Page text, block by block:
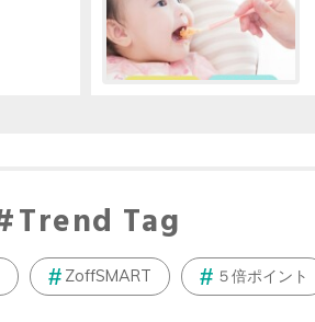
Trend Tag
ZoffSMART ５倍ポイント